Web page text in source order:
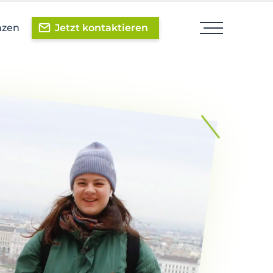
Jetzt kontaktieren